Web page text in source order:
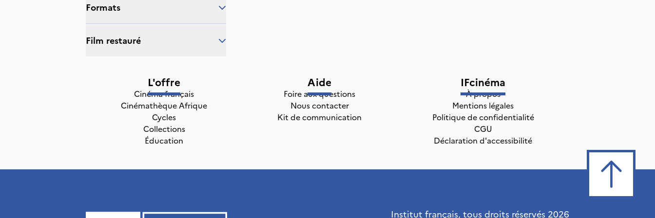
Formats
Film restauré
L'offre
Cinéma français
Cinémathèque Afrique
Cycles
Collections
Éducation
Aide
Foire aux questions
Nous contacter
Kit de communication
IFcinéma
À propos
Mentions légales
Politique de confidentialité
CGU
Déclaration d'accessibilité
Institut français, tous droits réservés 2026